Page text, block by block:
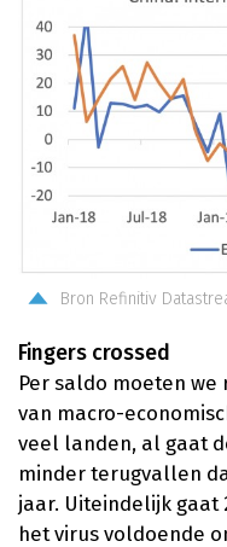
Bron Refinitiv
Fingers crossed
Per saldo moeten
van macro-
veel landen, al gaat
minder terugvallen
jaar. Uiteindelijk gaat
het virus voldoende